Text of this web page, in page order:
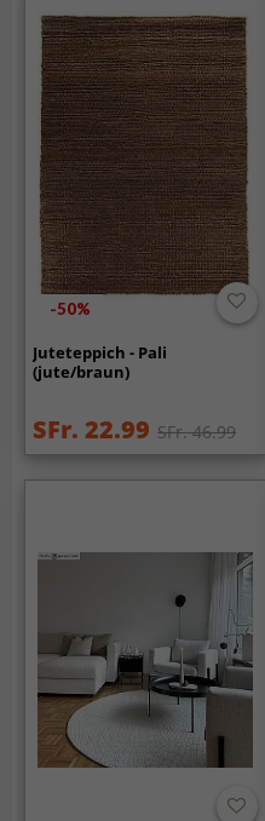
-50%
Juteteppich - Pali
(jute/braun)
SFr. 22.99 SFr. 46.99